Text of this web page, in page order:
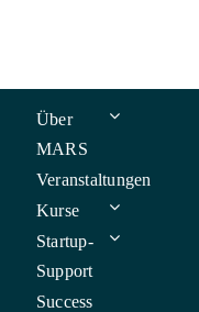
Über
MARS
Veranstaltungen
Kurse
Startup-
Support
Success